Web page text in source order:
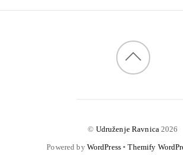
© Udruženje Ravnica 2026
Powered by WordPress •Themify